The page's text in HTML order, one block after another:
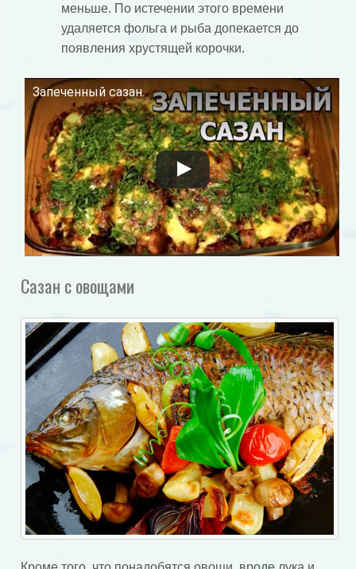
меньше. По истечении этого времени
удаляется фольга и рыба допекается до
появления хрустящей корочки.
Запеченный сазан.
Смотрите это видео на YouTube
Сазан с овощами